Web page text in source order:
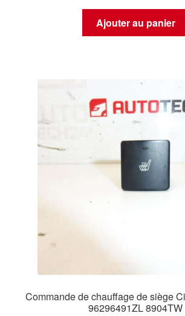
Ajouter au panier
Commande de chauffage de siège
96296491ZL 8904TW